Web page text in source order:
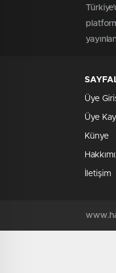
Üye
Üye
Künye
İletişim